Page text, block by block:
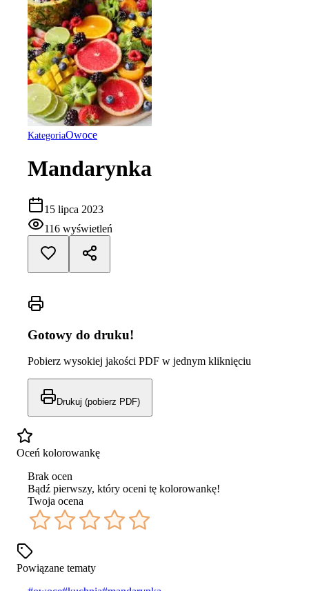
KategoriaOwoce
Mandarynka
15 lipca 2023
116 wyświetleń
Gotowy do druku!
Pobierz wysokiej jakości PDF w jednym kliknięciu
Drukuj (pobierz PDF)
Oceń kolorowankę
Brak ocen
Bądź pierwszy, który oceni tę kolorowankę!
Twoja ocena
Powiązane tematy